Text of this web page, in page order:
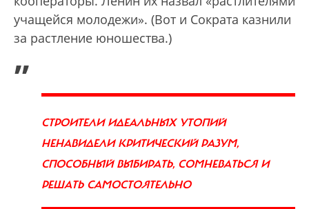
учащейся молодежи». (Вот и Сократа казнили
за растление юношества.)
„
СТРОИТЕЛИ ИДЕАЛЬНЫХ УТОПИЙ
НЕНАВИДЕЛИ КРИТИЧЕСКИЙ РАЗУМ,
СПОСОБНЫЙ ВЫБИРАТЬ, СОМНЕВАТЬСЯ И
РЕШАТЬ САМОСТОЯТЕЛЬНО